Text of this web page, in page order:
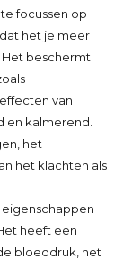
focussen op
het je meer
beschermt
van
en kalmerend.
het
het klachten als
heeft een
bloeddruk, het